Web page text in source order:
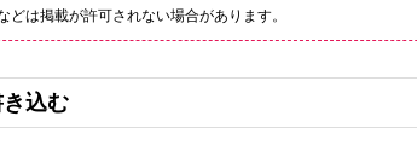
どは掲載が許可されない場合があります。
込む